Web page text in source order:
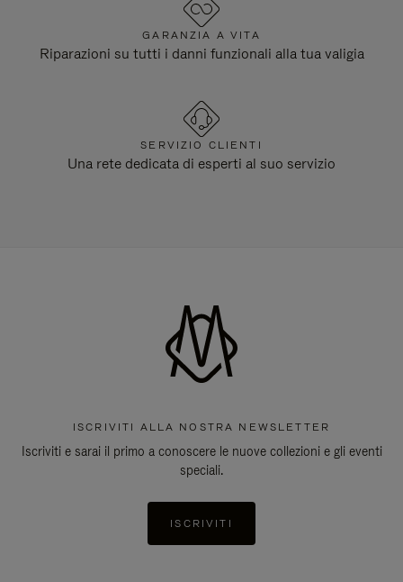
GARANZIA A VITA
Riparazioni su tutti i danni funzionali alla tua valigia
SERVIZIO CLIENTI
Una rete dedicata di esperti al suo servizio
ISCRIVITI ALLA NOSTRA NEWSLETTER
Iscriviti e sarai il primo a conoscere le nuove collezioni e gli eventi
speciali.
ISCRIVITI